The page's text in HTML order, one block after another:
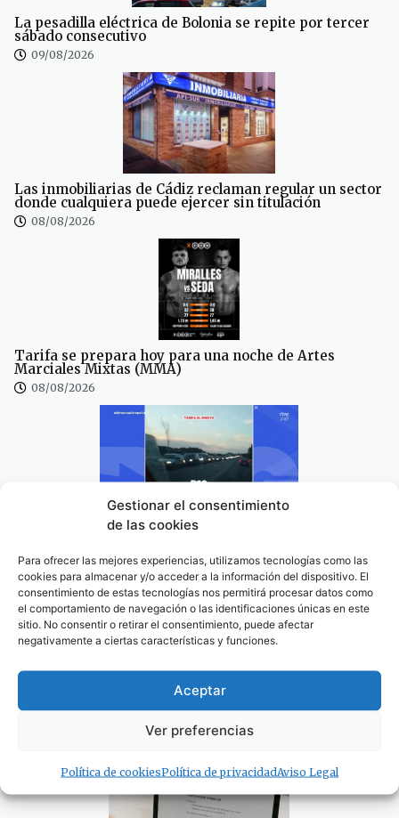
Gestionar el consentimiento
de las cookies
Para ofrecer las mejores experiencias, utilizamos tecnologías como las
cookies para almacenar y/o acceder a la información del dispositivo. El
consentimiento de estas tecnologías nos permitirá procesar datos como
el comportamiento de navegación o las identificaciones únicas en este
sitio. No consentir o retirar el consentimiento, puede afectar
negativamente a ciertas características y funciones.
Aceptar
Ver preferencias
Política de cookiesPolítica de privacidadAviso Legal
La pesadilla eléctrica de Bolonia se repite por tercer
sábado consecutivo
09/08/2026
Las inmobiliarias de Cádiz reclaman regular un sector
donde cualquiera puede ejercer sin titulación
08/08/2026
Tarifa se prepara hoy para una noche de Artes
Marciales Mixtas (MMA)
08/08/2026
Tarifa, ejemplo nacional de colapso en TVE: “Tarifa se
convierte en una pesadilla” (video)
08/08/2026
100×100 Unidos reclama la eliminación del peaje de la
AP-7 y denuncia el «abandono» del Campo de
Gibraltar